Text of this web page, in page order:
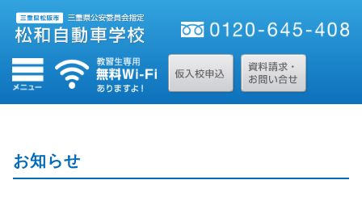
お知らせ